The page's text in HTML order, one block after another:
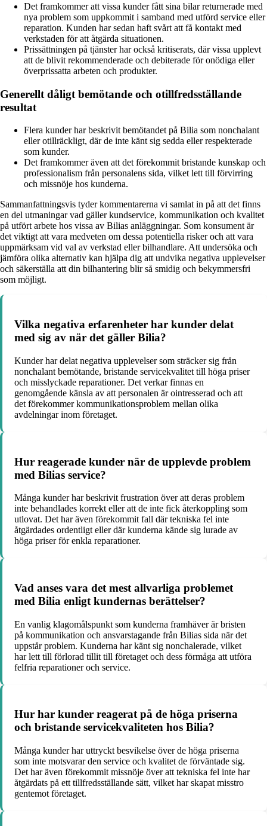
Det framkommer att vissa kunder fått sina bilar returnerade med
nya problem som uppkommit i samband med utförd service eller
reparation. Kunden har sedan haft svårt att få kontakt med
verkstaden för att åtgärda situationen.
Prissättningen på tjänster har också kritiserats, där vissa upplevt
att de blivit rekommenderade och debiterade för onödiga eller
överprissatta arbeten och produkter.
Generellt dåligt bemötande och otillfredsställande
resultat
Flera kunder har beskrivit bemötandet på Bilia som nonchalant
eller otillräckligt, där de inte känt sig sedda eller respekterade
som kunder.
Det framkommer även att det förekommit bristande kunskap och
professionalism från personalens sida, vilket lett till förvirring
och missnöje hos kunderna.
Sammanfattningsvis tyder kommentarerna vi samlat in på att det finns
en del utmaningar vad gäller kundservice, kommunikation och kvalitet
på utfört arbete hos vissa av Bilias anläggningar. Som konsument är
det viktigt att vara medveten om dessa potentiella risker och att vara
uppmärksam vid val av verkstad eller bilhandlare. Att undersöka och
jämföra olika alternativ kan hjälpa dig att undvika negativa upplevelser
och säkerställa att din bilhantering blir så smidig och bekymmersfri
som möjligt.
Vilka negativa erfarenheter har kunder delat
med sig av när det gäller Bilia?
Kunder har delat negativa upplevelser som sträcker sig från
nonchalant bemötande, bristande servicekvalitet till höga priser
och misslyckade reparationer. Det verkar finnas en
genomgående känsla av att personalen är ointresserad och att
det förekommer kommunikationsproblem mellan olika
avdelningar inom företaget.
Hur reagerade kunder när de upplevde problem
med Bilias service?
Många kunder har beskrivit frustration över att deras problem
inte behandlades korrekt eller att de inte fick återkoppling som
utlovat. Det har även förekommit fall där tekniska fel inte
åtgärdades ordentligt eller där kunderna kände sig lurade av
höga priser för enkla reparationer.
Vad anses vara det mest allvarliga problemet
med Bilia enligt kundernas berättelser?
En vanlig klagomålspunkt som kunderna framhäver är bristen
på kommunikation och ansvarstagande från Bilias sida när det
uppstår problem. Kunderna har känt sig nonchalerade, vilket
har lett till förlorad tillit till företaget och dess förmåga att utföra
felfria reparationer och service.
Hur har kunder reagerat på de höga priserna
och bristande servicekvaliteten hos Bilia?
Många kunder har uttryckt besvikelse över de höga priserna
som inte motsvarar den service och kvalitet de förväntade sig.
Det har även förekommit missnöje över att tekniska fel inte har
åtgärdats på ett tillfredsställande sätt, vilket har skapat misstro
gentemot företaget.